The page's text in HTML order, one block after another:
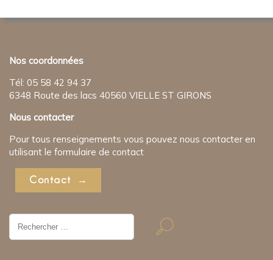
Nos coordonnées
Tél: 05 58 42 94 37
6348 Route des lacs 40560 VIELLE ST GIRONS
Nous contacter
Pour tous renseignements vous pouvez nous contacter en
utilisant le formulaire de contact
Contact
Résultat
de
recherche